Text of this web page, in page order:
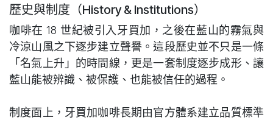
歷史與制度（History & Institutions）
咖啡在 18 世紀被引入牙買加，之後在藍山的霧氣與
冷涼山風之下逐步建立聲譽。這段歷史並不只是一條
「名氣上升」的時間線，更是一套制度逐步成形、讓
藍山能被辨識、被保護、也能被信任的過程。
制度面上，牙買加咖啡長期由官方體系建立品質標準